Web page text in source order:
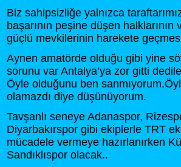
Biz sahipsizliğe yalnızca
başarının peşine düşen halklarının
güçlü mevkilerinin harekete
Aynen amatörde olduğu gibi yine
sorunu var Antalya’ya zor gitti
Öyle olduğunu ben
olamazdı diye düşünüyorum.
Tavşanlı seneye Adanaspor,
Diyarbakırspor gibi ekiplerle TRT
mücadele vermeye hazırlanırken
Sandıklıspor olacak..